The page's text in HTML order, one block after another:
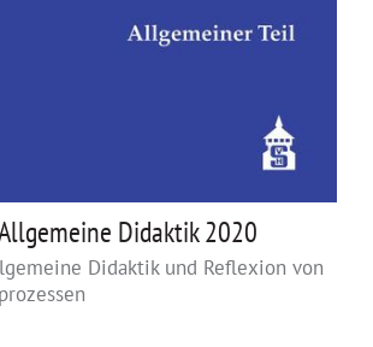
Didaktik 2020
Didaktik und Reflexion von